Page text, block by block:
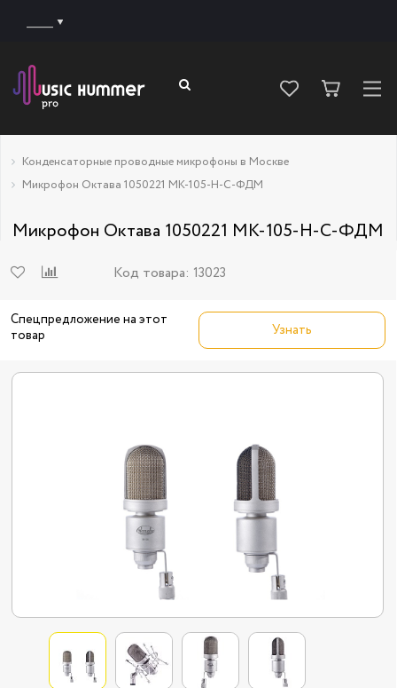
Конденсаторные проводные микрофоны в Москве
Микрофон Октава 1050221 МК-105-Н-С-ФДМ
Микрофон Октава 1050221 МК-105-Н-С-ФДМ
Код товара: 13023
Спецпредложение на этот
товар
Узнать